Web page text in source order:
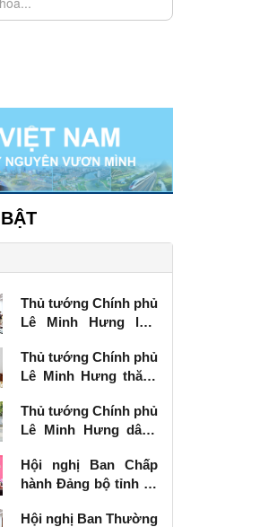
Thủ tướng Chính phủ
Lê Minh Hưng làm
vụ Tỉnh ủy Lạng Sơn
Thủ tướng Chính phủ
Lê Minh Hưng thăm,
binh tại Lạng Sơn
Thủ tướng Chính phủ
Lê Minh Hưng dâng
các Anh hùng liệt sĩ
tại Lạng Sơn
Hội nghị Ban Chấp
hành Đảng bộ tỉnh kỳ
Hội nghị Ban Thường